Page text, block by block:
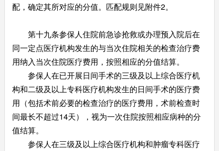
配，确定其所对应的分值。匹配规则见附件2。
第十九条参保人住院前急诊抢救或办理预入院后在
同一定点医疗机构发生的与当次住院相关的检查治疗费
用纳入当次住院医疗费用，按照相应的分值结算。
参保人在已开展日间手术的三级及以上综合医疗机
构和二级及以上专科医疗机构发生的日间手术的医疗费
用（包括术前必要的检查治疗的医疗费用，术前检查时
间最长不超过14天），视为一次住院按照相应病种的分
值结算。
参保人在三级及以上综合医疗机构和肿瘤专科医疗